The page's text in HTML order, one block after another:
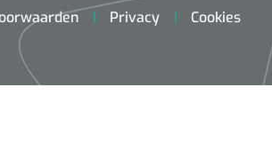
Privacy Cookies